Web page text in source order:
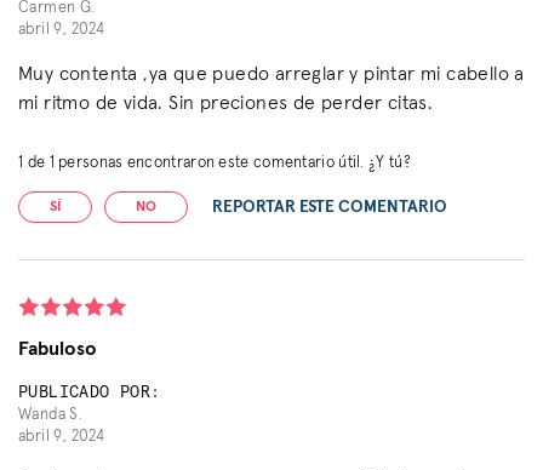
Carmen G.
abril 9, 2024
Muy contenta ,ya que puedo arreglar y pintar mi cabello a
mi ritmo de vida. Sin preciones de perder citas.
1 de 1 personas encontraron este comentario útil. ¿Y tú?
SÍ NO REPORTAR ESTE COMENTARIO
Fabuloso
PUBLICADO POR:
Wanda S.
abril 9, 2024